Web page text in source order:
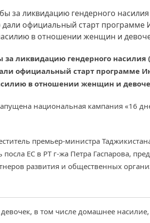
за ликвидацию гендерного
официальный старт программе
в отношении женщин и
ликвидацию гендерного насилия
официальный старт программе
в отношении женщин и
национальная кампания «16
премьер-министра
ЕС в РТ г-жа Петра Гаспарова,
развития и общественных
в том числе домашнее